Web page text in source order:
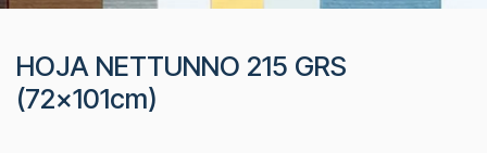
HOJA NETTUNNO 215 GRS
(72x101cm)